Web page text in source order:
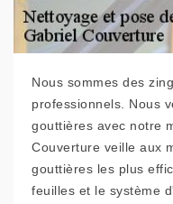
Nous sommes des
professionnels. Nous
gouttières avec notre
Couverture veille aux
gouttières les plus
feuilles et le système